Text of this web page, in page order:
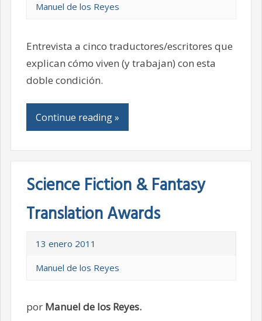
Manuel de los Reyes
Entrevista a cinco traductores/escritores que
explican cómo viven (y trabajan) con esta
doble condición.
Continue reading »
Science Fiction & Fantasy
Translation Awards
13 enero 2011
Manuel de los Reyes
por Manuel de los Reyes.